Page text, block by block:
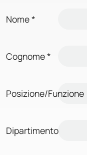
Nome*
Cognome*
Posizione/Funzione
Dipartimento